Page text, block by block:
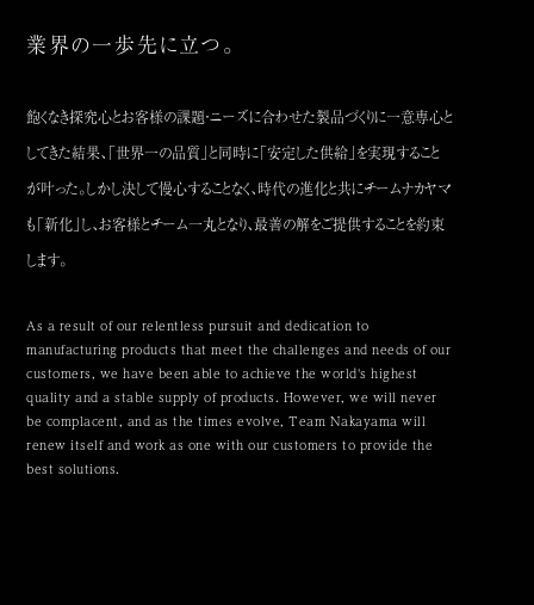
業界の一歩先に立つ。
飽くなき探究心とお客様の課題・ニーズに合わせた製品づくりに一意専心と
してきた結果、「世界一の品質」と同時に「安定した供給」を実現すること
が叶った。しかし決して慢心することなく、時代の進化と共にチームナカヤマ
も「新化」し、お客様とチーム一丸となり、最善の解をご提供することを約束
します。
As a result of our relentless pursuit and dedication to
manufacturing products that meet the challenges and needs of our
customers, we have been able to achieve the world's highest
quality and a stable supply of products. However, we will never
be complacent, and as the times evolve,Team Nakayama will
renew itself and work as one with our customers to provide the
best solutions.